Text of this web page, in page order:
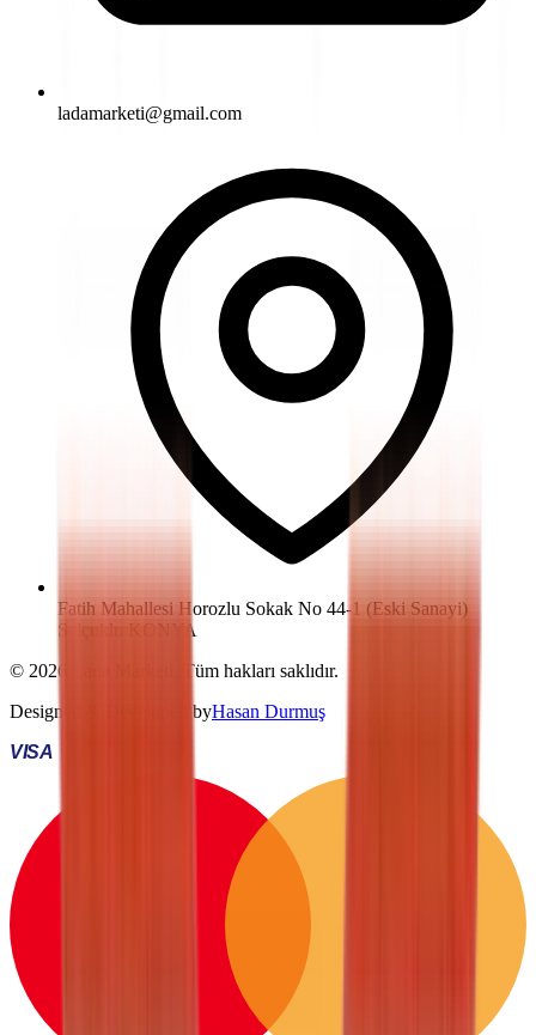
ladamarketi@gmail.com
Fatih Mahallesi Horozlu Sokak No 44-1 (Eski Sanayi)
Selçuklu KONYA
© 2026
. Tüm hakları saklıdır.
Designed & Developed byHasan Durmuş
VISA